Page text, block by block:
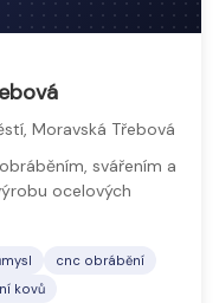
Moravská Třebová
svářením a
ocelových
cnc obrábění
kovů